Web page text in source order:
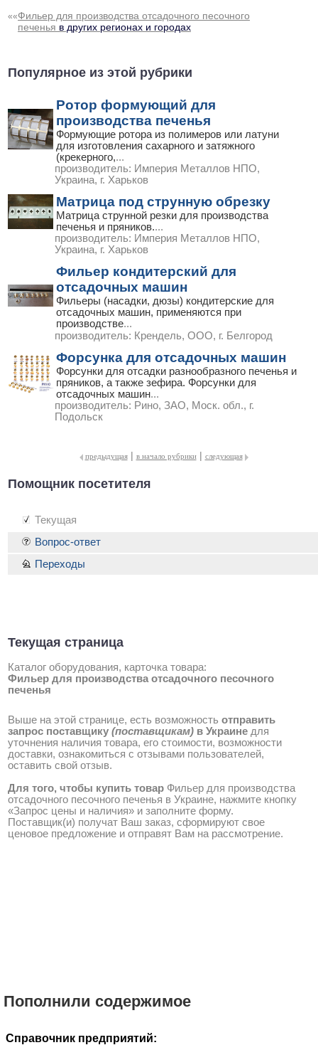
««Фильер для производства отсадочного песочного
печенья в других регионах и городах
Популярное из этой рубрики
Ротор формующий для
производства печенья
Формующие ротора из полимеров или латуни
для изготовления сахарного и затяжного
(крекерного,...
производитель: Империя Металлов НПО,
Украина, г. Харьков
Матрица под струнную обрезку
Матрица струнной резки для производства
печенья и пряников....
производитель: Империя Металлов НПО,
Украина, г. Харьков
Фильер кондитерский для
отсадочных машин
Фильеры (насадки, дюзы) кондитерские для
отсадочных машин, применяются при
производстве...
производитель: Крендель, ООО, г. Белгород
Форсунка для отсадочных машин
Форсунки для отсадки разнообразного печенья и
пряников, а также зефира. Форсунки для
отсадочных машин...
производитель: Рино, ЗАО, Моск. обл., г.
Подольск
предыдущая | в начало рубрики | следующая
Помощник посетителя
Текущая
Текущая страница
Каталог оборудования, карточка товара:
Фильер для производства отсадочного песочного
печенья
Выше на этой странице, есть возможность отправить
запрос поставщику (поставщикам) в Украине для
уточнения наличия товара, его стоимости, возможности
доставки, ознакомиться с отзывами пользователей,
оставить свой отзыв.
Для того, чтобы купить товар Фильер для производства
отсадочного песочного печенья в Украине, нажмите кнопку
«Запрос цены и наличия» и заполните форму.
Поставщик(и) получат Ваш заказ, сформируют свое
ценовое предложение и отправят Вам на рассмотрение.
Вопрос-ответ
Переходы
Пополнили содержимое
Справочник предприятий: